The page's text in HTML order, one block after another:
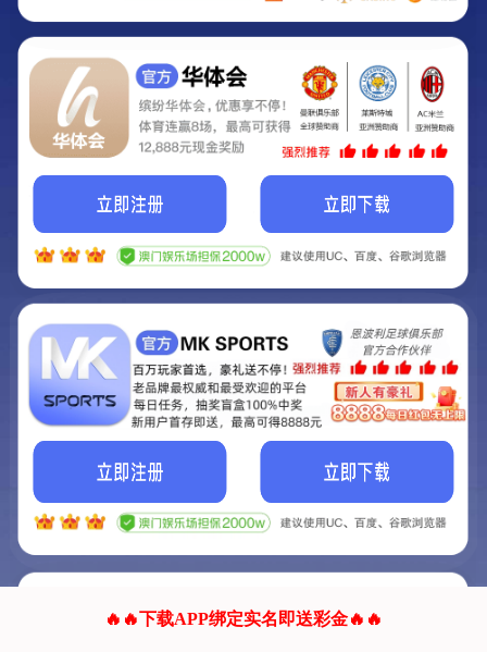
Hey Guys!
我们即将上线啦...
我们的网站正在建设.
它将是非常棒的网站.
联系我们!